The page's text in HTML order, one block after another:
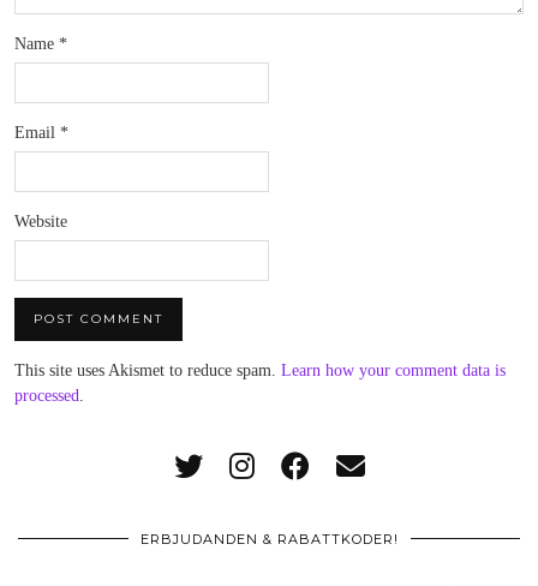
Name *
Email *
Website
This site uses Akismet to reduce spam. Learn how your comment data is
processed.
ERBJUDANDEN & RABATTKODER!